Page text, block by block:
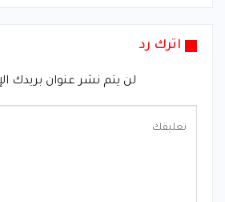
اترك رد
لن يتم نشر عنوان بريدك